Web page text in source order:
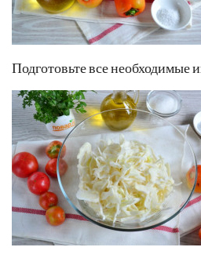
Подготовьте все необходимые